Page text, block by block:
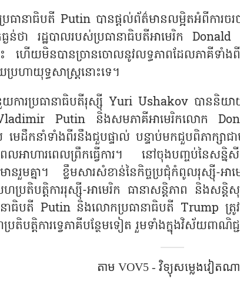
ានាធិបតី Putin បានផ្តល់ព័ត៌មានលម្អិតអំពីការចរ
ធ្ងន់ថា រដ្ឋបាលរបស់ប្រធានាធិបតីអាមេរិក
ះ ហើយមិនបានច្រានចោលនូវលទ្ធភាពដែលភាគីទាំង
ប្រហាយុទ្ធសាស្ត្រនោះទេ។
ការប្រធានាធិបតីរុស្ស៊ី Yuri Ushakov បាននិយាយ
Putin និងសមភាគីអាមេរិកលោក
ដឹកនាំទាំងពីរនឹងជួបផ្ទាល់ បន្ទាប់មកជួបពិភាក្សា
លអាហារពេលព្រឹកធ្វើការ។ នៅចុងបញ្ចប់នៃសន្និ
នរួមគ្នា។ ខ្លឹមសារសំខាន់នៃកិច្ចប្រជុំកំពូលរុស្ស៊ី-អ
ហប្រតិបត្តិការរុស្ស៊ី-អាមេរិក ធានាសន្តិភាព និងស
ធិបតី Putin និងលោកប្រធានាធិបតី Trump ត្រូវបា
តិបត្តិការទ្វេភាគីបន្ថែមទៀត រួមទាំងក្នុងវិស័យពាណិជ្
តាម​ VOV5 - វិទ្យុសម្លេងវៀតណ